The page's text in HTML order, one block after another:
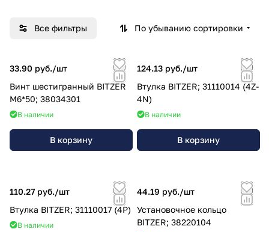
Все фильтры По убыванию сортировки
33.90 руб./шт
Винт шестигранный BITZER
М6*50; 38034301
В наличии
В корзину
124.13 руб./шт
Втулка BITZER; 31110014 (4Z-
4N)
В наличии
В корзину
110.27 руб./шт
Втулка BITZER; 31110017 (4P)
В наличии
44.19 руб./шт
Установочное кольцо
BITZER; 38220104